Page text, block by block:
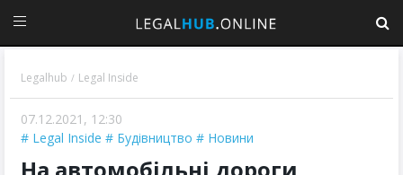
Legalhub / Legal Inside
07.12.2021, 12:30
Legal Inside
Будівництво Новини